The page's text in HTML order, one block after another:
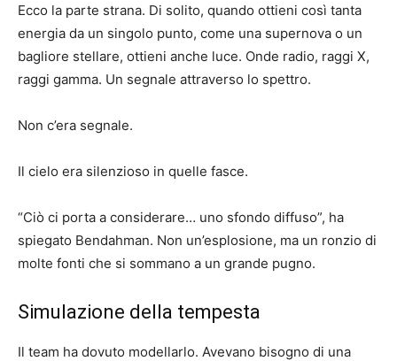
Ecco la parte strana. Di solito, quando ottieni così tanta
energia da un singolo punto, come una supernova o un
bagliore stellare, ottieni anche luce. Onde radio, raggi X,
raggi gamma. Un segnale attraverso lo spettro.
Non c’era segnale.
Il cielo era silenzioso in quelle fasce.
“Ciò ci porta a considerare… uno sfondo diffuso”, ha
spiegato Bendahman. Non un’esplosione, ma un ronzio di
molte fonti che si sommano a un grande pugno.
Simulazione della tempesta
Il team ha dovuto modellarlo. Avevano bisogno di una